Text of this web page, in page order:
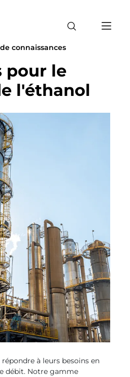
connaissances
pour le
l'éthanol
à leurs besoins en
débit. Notre gamme